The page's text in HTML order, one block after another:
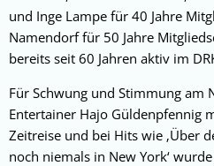
und Inge Lampe für 40 Jahre
Namendorf für 50 Jahre
bereits seit 60 Jahren aktiv im
Für Schwung und Stimmung am
Entertainer Hajo Güldenpfennig
Zeitreise und bei Hits wie ‚Über
noch niemals in New York‘